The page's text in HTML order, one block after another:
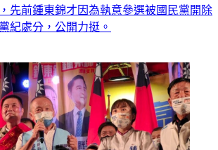
先前鍾東錦才因為執意參選被國民黨開除
紀處分，公開力挺。